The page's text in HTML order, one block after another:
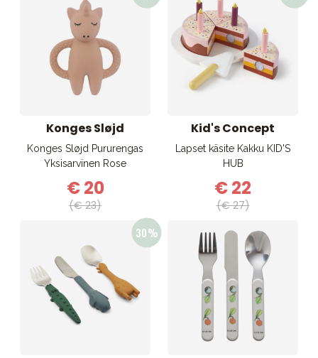
Konges Sløjd
Konges Sløjd Pururengas
Yksisarvinen Rose
€ 20
(€ 23)
Kid's Concept
Lapset käsite Kakku KID'S
HUB
€ 22
(€ 27)